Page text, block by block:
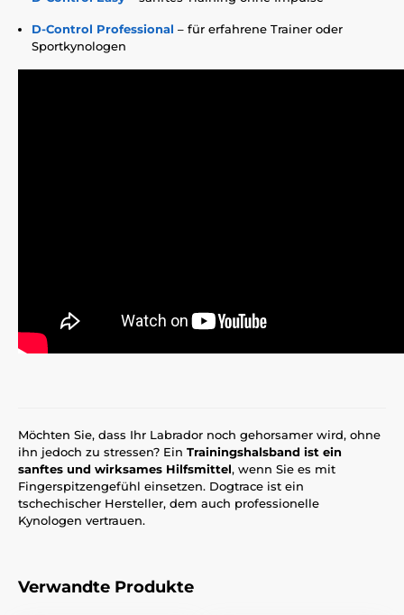
D-Control Professional – für erfahrene Trainer oder
Sportkynologen
Möchten Sie, dass Ihr Labrador noch gehorsamer wird, ohne
ihn jedoch zu stressen? Ein Trainingshalsband ist ein
sanftes und wirksames Hilfsmittel, wenn Sie es mit
Fingerspitzengefühl einsetzen. Dogtrace ist ein
tschechischer Hersteller, dem auch professionelle
Kynologen vertrauen.
Verwandte Produkte